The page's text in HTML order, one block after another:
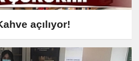
açılıyor!